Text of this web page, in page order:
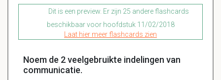
Dit is een preview. Er zijn 25 andere flashcards
beschikbaar voor hoofdstuk 11/02/2018
Laat hier meer flashcards zien
Noem de 2 veelgebruikte indelingen van
communicatie.